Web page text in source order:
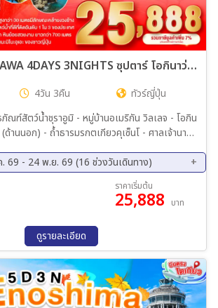
ทัวร์ญี่ปุ่น OKINAWA 4DAYS 3NIGHTS ซุปตาร์ โอกินาว่าชิลจัด ทะเลชัดมาก 4วัน 3คืน (FD)
4วัน 3คืน
ทัวร์ญี่ปุ่น
ฑ์สัตว์น้ำชุราอูมิ - หมู่บ้านอเมริกัน วิลเลจ - โอกิน
ด้านนอก) - ถ้ำธารมรกตเกียวคุเซ็นโ - ศาลเจ้านามิ
69 - 24 พ.ย. 69 (16 ช่วงวันเดินทาง)
20 ส.ค. 69 - 23 ส.ค. 69
26 ก.ย. 69 - 29 ก.ย. 69
03 ต.ค. 69 - 06 ต.ค. 69
17 ต.ค. 69 - 20 ต.ค. 69
29 ต.ค. 69 - 01 พ.ย. 69
. 69
05 พ.ย. 69 - 08 พ.ย. 69
. 69
12 พ.ย. 69 - 15 พ.ย. 69
. 69
21 พ.ย. 69 - 24 พ.ย. 69
ราคาเริ่มต้น
25,888 บาท
ดูรายละเอียด